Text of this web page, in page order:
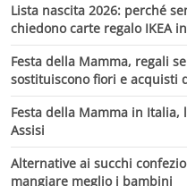
Lista nascita 2026: perché
chiedono carte regalo IKEA
Festa della Mamma, regali
sostituiscono fiori e acquisti
Festa della Mamma in
Assisi
Alternative ai succhi
mangiare meglio i bambini